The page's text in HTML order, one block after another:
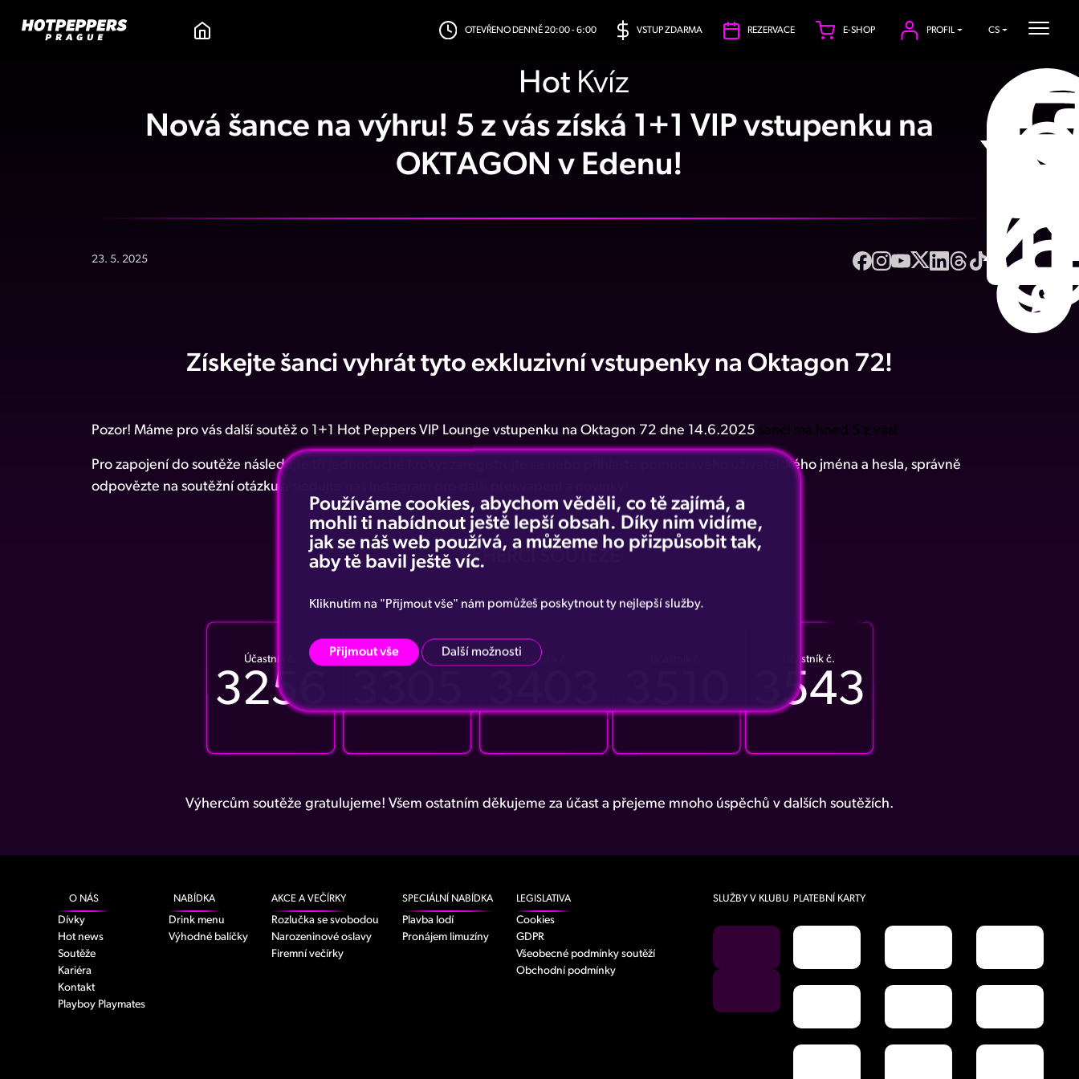
OTEVŘENO DENNĚ 20:00 - 6:00 VSTUP ZDARMA REZERVACE E-SHOP PROFIL CS
Hot Kvíz
Nová šance na výhru! 5 z vás získá 1+1 VIP vstupenku na
OKTAGON v Edenu!
23. 5. 2025
Získejte šanci vyhrát tyto exkluzivní vstupenky na Oktagon 72!
Pozor! Máme pro vás další soutěž o 1+1 Hot Peppers VIP Lounge vstupenku na Oktagon 72 dne 14.6.2025 šanci má hned 5 z vás!
Pro zapojení do soutěže následujte tři jednoduché kroky: zaregistrujte se nebo přihlaste pomocí svého uživatelského jména a hesla, správně
odpovězte na soutěžní otázku a sledujte náš Instagram pro další překvapení a novinky!
VÝHERCI SOUTĚŽE
Účastník č.
3256
Účastník č. Účastník č. Účastník č.
3543
Výhercům soutěže gratulujeme! Všem ostatním děkujeme za účast a přejeme mnoho úspěchů v dalších soutěžích.
O NÁS
Dívky
Hot news
Soutěže
Kariéra
Kontakt
Playboy Playmates
NABÍDKA
Drink menu
Výhodné balíčky
AKCE A VEČÍRKY
Rozlučka se svobodou
Narozeninové oslavy
Firemní večírky
SPECIÁLNÍ NABÍDKA
Plavba lodí
Pronájem limuzíny
LEGISLATIVA
Cookies
GDPR
Všeobecné podmínky soutěží
Obchodní podmínky
SLUŽBY V KLUBU PLATEBNÍ KARTY
Používáme cookies, abychom věděli, co tě zajímá, a
mohli ti nabídnout ještě lepší obsah. Díky nim vidíme,
jak se náš web používá, a můžeme ho přizpůsobit tak,
aby tě bavil ještě víc.
Kliknutím na "Přijmout vše" nám pomůžeš poskytnout ty nejlepší služby.
Přijmout vše Další možnosti